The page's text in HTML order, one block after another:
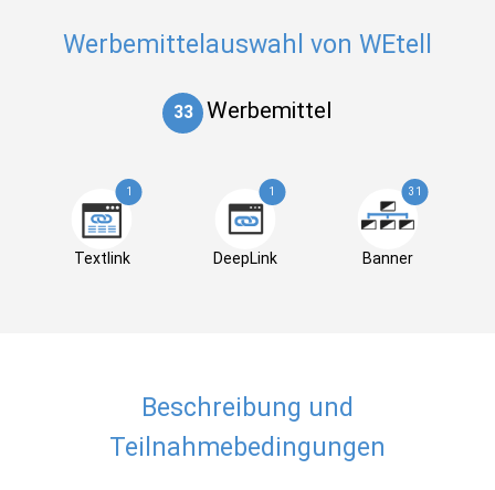
Werbemittelauswahl von WEtell
33 Werbemittel
1
Textlink
1
DeepLink
31
Banner
Beschreibung und
Teilnahmebedingungen